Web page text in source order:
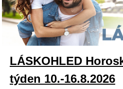
LÁSKOHLED
týden 10.-16.8.2026